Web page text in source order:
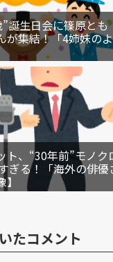
誕生日会に篠原とも
が集結！「4姉妹のよ
ト、“30年前”モノク
ぎる！「海外の俳優
たコメント